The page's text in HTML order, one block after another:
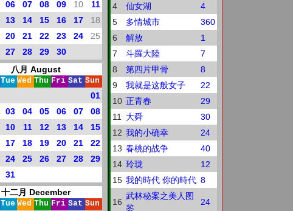
06 07 08 09 10 11
13 14 15 16 17 18
20 21 22 23 24 25
27 28 29
30
八月 August
Tue Wed Thu Fri Sat Sun
01
03 04 05 06 07 08
10 11 12 13 14 15
17 18 19 20 21 22
24 25 26 27 28 29
31
十二月 December
Tue Wed Thu Fri Sat Sun
4
仙女湖
4
5
多情城市
360
6
解放
1
7
斗羅大陸
7
8
第四片甲骨
8
9
我就是这般女子
22
10 正青春
29
11
大舜
30
12 我的小确幸
24
13 春桃的战争
40
14 玲珑
12
15 我的時代 你的時代 8
16
武林秘案之美人图
鉴
24